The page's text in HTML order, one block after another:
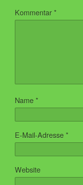
Kommentar*
Name*
E-Mail-Adresse*
Website